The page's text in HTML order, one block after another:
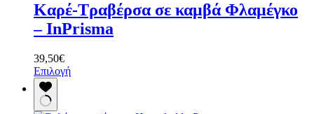
Καρέ-Τραβέρσα σε καμβά Φλαμέγκο
– InPrisma
39,50€
ΕπιλογήΑυτό